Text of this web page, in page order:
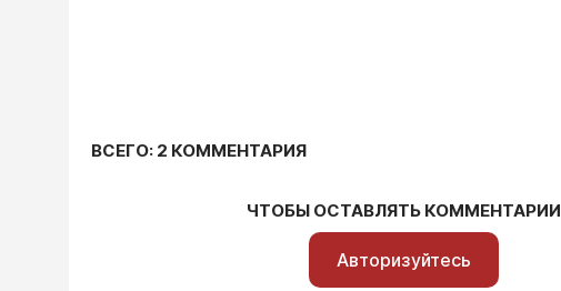
ВСЕГО: 2 КОММЕНТАРИЯ
ЧТОБЫ ОСТАВЛЯТЬ КОММЕНТАРИИ
Авторизуйтесь